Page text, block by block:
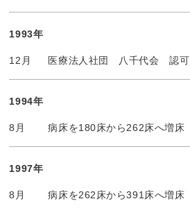
1993年
12月 医療法人社団 八千代会 認可
1994年
8月 病床を180床から262床へ増床
1997年
8月 病床を262床から391床へ増床